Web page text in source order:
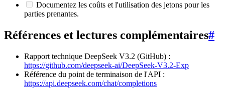
Documentez les coûts et l'utilisation des jetons pour les
parties prenantes.
Références et lectures complémentaires#
Rapport technique DeepSeek V3.2 (GitHub) :
https://github.com/deepseek-ai/DeepSeek-V3.2-Exp
Référence du point de terminaison de l'API :
https://api.deepseek.com/chat/completions